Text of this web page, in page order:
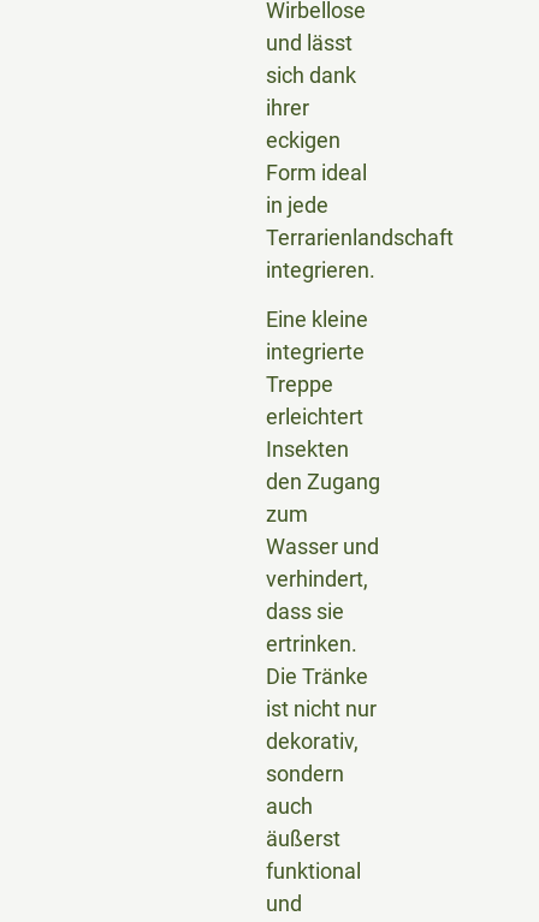
Wirbellose
und lässt
sich dank
ihrer
eckigen
Form ideal
in jede
Terrarienlandschaft
integrieren.
Eine kleine
integrierte
Treppe
erleichtert
Insekten
den Zugang
zum
Wasser und
verhindert,
dass sie
ertrinken.
Die Tränke
ist nicht nur
dekorativ,
sondern
auch
äußerst
funktional
und